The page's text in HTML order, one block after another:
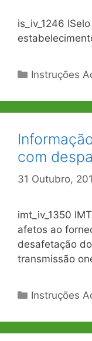
is_iv_1246
Categorias
Instruções
com
31 Outubro,
imt_iv_1350
afetos ao
desafetação
transmissão
Categorias
Instruções